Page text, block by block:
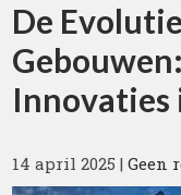
De
14 april 2025 |Geen